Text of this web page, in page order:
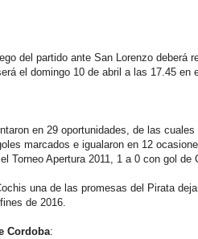
del partido ante San Lorenzo deberá
el domingo 10 de abril a las 17.45 en
en 29 oportunidades, de las
marcados e igualaron en 12
Torneo Apertura 2011, 1 a 0 con gol de
una de las promesas del Pirata
de 2016.
Cordoba: